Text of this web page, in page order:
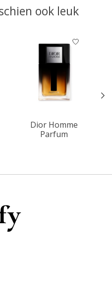
ook leuk
Dior Homme
Parfum